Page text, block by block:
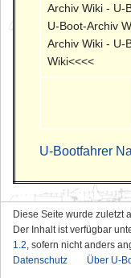
Archiv Wiki - U-
U-Boot-Archiv
Archiv Wiki - U-
Wiki<<<<
U-Bootfahrer
Diese Seite wurde zuletzt
Der Inhalt ist verfügbar
1.2, sofern nicht anders
Datenschutz
Über U-